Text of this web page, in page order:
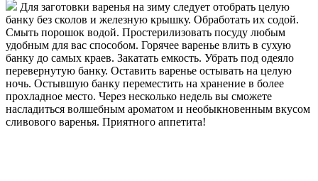
Для заготовки варенья на зиму следует отобрать целую
банку без сколов и железную крышку. Обработать их содой.
Смыть порошок водой. Простерилизовать посуду любым
удобным для вас способом. Горячее варенье влить в сухую
банку до самых краев. Закатать емкость. Убрать под одеяло
перевернутую банку. Оставить варенье остывать на целую
ночь. Остывшую банку переместить на хранение в более
прохладное место. Через несколько недель вы сможете
насладиться волшебным ароматом и необыкновенным вкусом
сливового варенья. Приятного аппетита!